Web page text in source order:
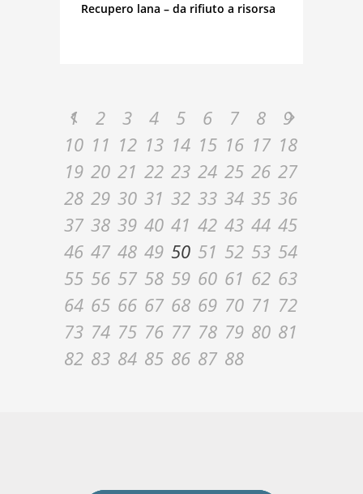
Recupero lana – da rifiuto a risorsa
1 2 3 4 5 6 7 8
9
10 11 12 13 14 15 16 17 18
19 20 21 22 23 24 25 26 27
28 29 30 31 32 33 34 35 36
37 38 39 40 41 42 43 44 45
46 47 48 49 50 51 52 53 54
55 56 57 58 59 60 61 62 63
64 65 66 67 68 69 70 71 72
73 74 75 76 77 78 79 80 81
82 83 84 85 86 87 88